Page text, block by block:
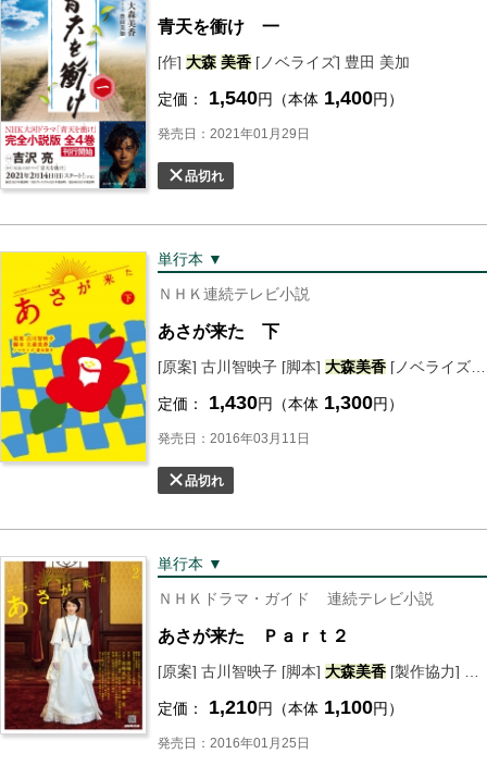
青天を衝け 一
[作] 大森 美香 [ノベライズ] 豊田 美加
定価： 1,540円（本体 1,400円）
発売日：2021年01月29日
品切れ
単行本 ▼
ＮＨＫ連続テレビ小説
あさが来た 下
[原案] 古川智映子 [脚本] 大森美香 [ノベライズ] 青木邦子
定価： 1,430円（本体 1,300円）
発売日：2016年03月11日
品切れ
単行本 ▼
ＮＨＫドラマ・ガイド
連続テレビ小説
あさが来た Ｐａｒｔ２
[原案] 古川智映子 [脚本] 大森美香 [製作協力] ＮＨＫドラマ制作班 [編] ＮＨＫ出版
定価： 1,210円（本体 1,100円）
発売日：2016年01月25日